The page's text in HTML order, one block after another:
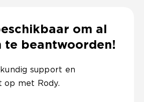
om al
te beantwoorden!
support en
op met Rody.